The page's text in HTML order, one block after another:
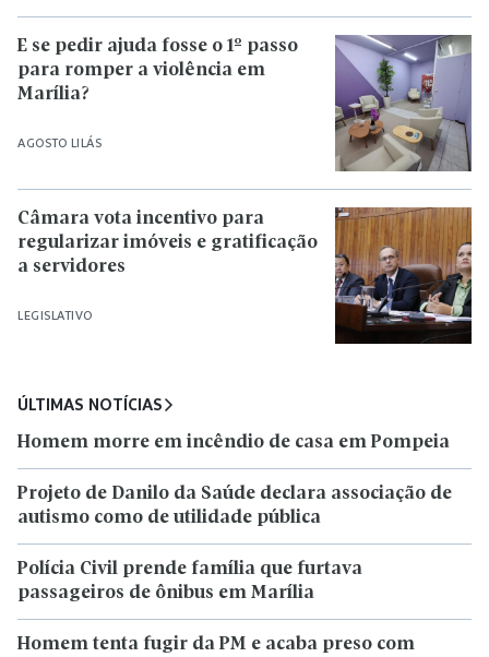
AGOSTO LILÁS
E se pedir ajuda fosse o 1º passo
para romper a violência em
Marília?
LEGISLATIVO
Câmara vota incentivo para
regularizar imóveis e gratificação
a servidores
ÚLTIMAS NOTÍCIAS
Homem morre em incêndio de casa em Pompeia
Projeto de Danilo da Saúde declara associação de
autismo como de utilidade pública
Polícia Civil prende família que furtava
passageiros de ônibus em Marília
Homem tenta fugir da PM e acaba preso com